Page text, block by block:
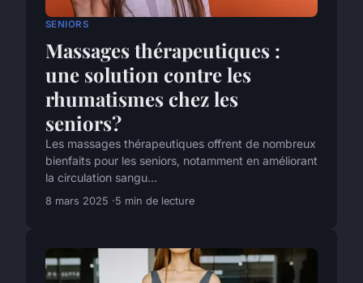
SENIORS
Massages thérapeutiques :
une solution contre les
rhumatismes chez les
seniors?
Les massages thérapeutiques offrent de nombreux
bienfaits pour les seniors, notamment en améliorant
la circulation sangu...
8 mars 2025 5 min de lecture